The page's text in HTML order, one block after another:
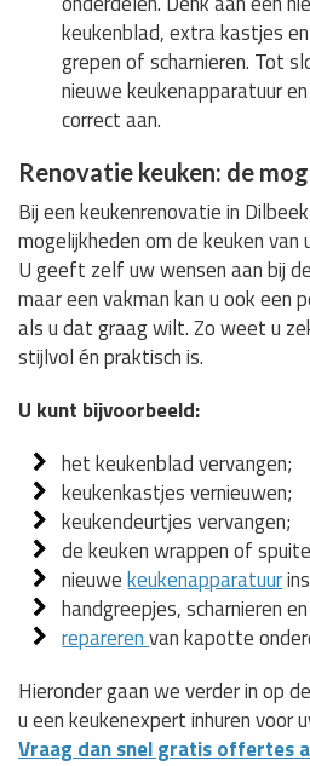
keukenblad, extra kastjes
grepen of scharnieren. Tot
nieuwe keukenapparatuur
correct aan.
Renovatie keuken: de
Bij een keukenrenovatie in
mogelijkheden om de keuken
U geeft zelf uw wensen aan bij
maar een vakman kan u ook een
als u dat graag wilt. Zo weet u
stijlvol én praktisch is.
U kunt bijvoorbeeld:
het keukenblad vervangen;
keukenkastjes vernieuwen;
keukendeurtjes vervangen;
de keuken wrappen of
nieuwekeukenapparatuur
handgreepjes, scharnieren
reparerenvan kapotte
Hieronder gaan we verder in op
u een keukenexpert inhuren voor
Vraag dan snel gratis offertes